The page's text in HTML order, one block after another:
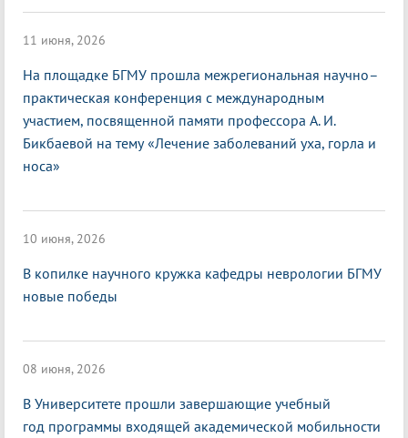
11 июня, 2026
На площадке БГМУ прошла межрегиональная научно–
практическая конференция с международным
участием, посвященной памяти профессора А. И.
Бикбаевой на тему «Лечение заболеваний уха, горла и
носа»
10 июня, 2026
В копилке научного кружка кафедры неврологии БГМУ
новые победы
08 июня, 2026
В Университете прошли завершающие учебный
год программы входящей академической мобильности